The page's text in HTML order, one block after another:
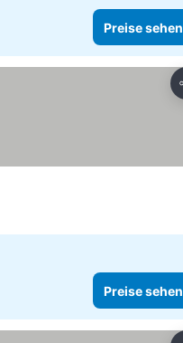
Preise sehen
Preise sehen